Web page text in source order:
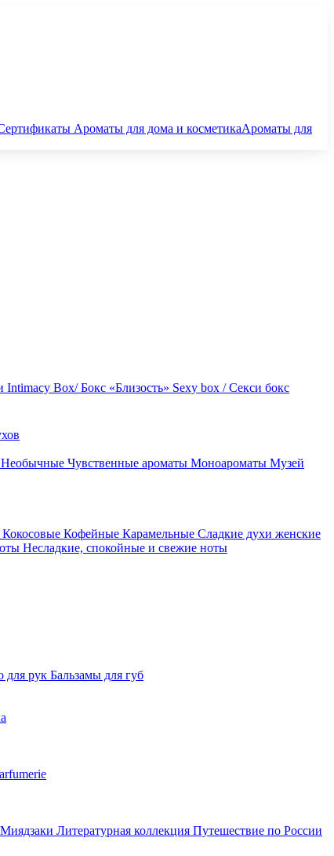
Ароматы для дома и косметикаАроматы для
Intimacy Box/ Бокс «Близость» Sexy box / Секси бокс
Необычные Чувственные ароматы Моноароматы Музей
Кокосовые Кофейные Карамельные Сладкие духи женские
Несладкие, спокойные и свежие ноты
рук Бальзамы для губ
Литературная коллекция Путешествие по России